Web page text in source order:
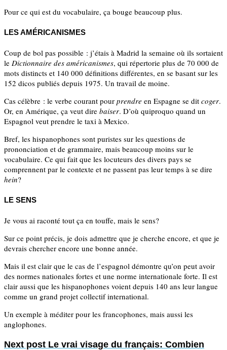
Pour ce qui est du vocabulaire, ça bouge beaucoup plus.
LES AMÉRICANISMES
Coup de bol pas possible : j’étais à Madrid la semaine où ils sortaient
le Dictionnaire des américanismes, qui répertorie plus de 70 000 de
mots distincts et 140 000 définitions différentes, en se basant sur les
152 dicos publiés depuis 1975. Un travail de moine.
Cas célèbre : le verbe courant pour prendre en Espagne se dit coger.
Or, en Amérique, ça veut dire baiser. D’où quiproquo quand un
Espagnol veut prendre le taxi à Mexico.
Bref, les hispanophones sont puristes sur les questions de
prononciation et de grammaire, mais beaucoup moins sur le
vocabulaire. Ce qui fait que les locuteurs des divers pays se
comprennent par le contexte et ne passent pas leur temps à se dire
hein?
LE SENS
Je vous ai raconté tout ça en touffe, mais le sens?
Sur ce point précis, je dois admettre que je cherche encore, et que je
devrais chercher encore une bonne année.
Mais il est clair que le cas de l’espagnol démontre qu’on peut avoir
des normes nationales fortes et une norme internationale forte. Il est
clair aussi que les hispanophones voient depuis 140 ans leur langue
comme un grand projet collectif international.
Un exemple à méditer pour les francophones, mais aussi les
anglophones.
Next post Le vrai visage du français: Combien